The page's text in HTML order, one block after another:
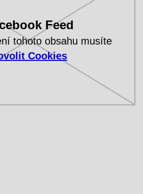
Feed
tohoto obsahu musíte
Cookies